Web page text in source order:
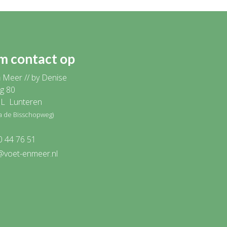
contact op
Meer // by Denise
80
Lunteren
de Bisschopweg)
44 76 51
enmeer.nl